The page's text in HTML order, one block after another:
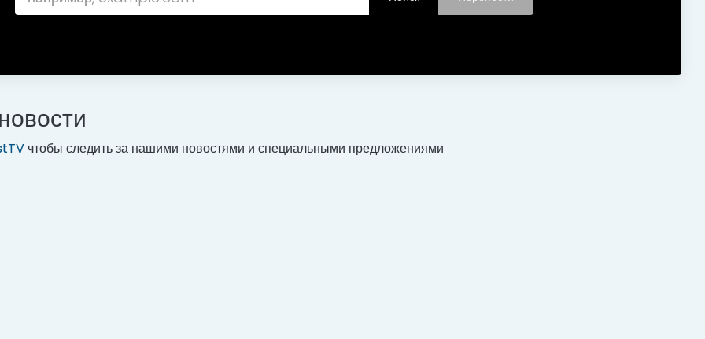
чтобы следить за нашими новостями и специальными предложениями